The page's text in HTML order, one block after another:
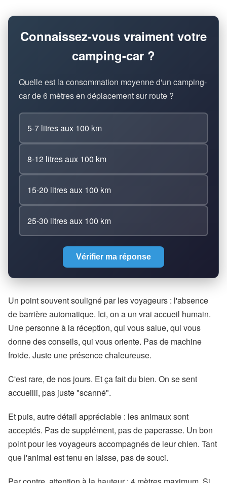
Connaissez-vous vraiment votre
camping-car ?
Quelle est la consommation moyenne d'un camping-
car de 6 mètres en déplacement sur route ?
5-7 litres aux 100 km
8-12 litres aux 100 km
15-20 litres aux 100 km
25-30 litres aux 100 km
Vérifier ma réponse
Un point souvent souligné par les voyageurs : l'absence
de barrière automatique. Ici, on a un vrai accueil humain.
Une personne à la réception, qui vous salue, qui vous
donne des conseils, qui vous oriente. Pas de machine
froide. Juste une présence chaleureuse.
C'est rare, de nos jours. Et ça fait du bien. On se sent
accueilli, pas juste "scanné".
Et puis, autre détail appréciable : les animaux sont
acceptés. Pas de supplément, pas de paperasse. Un bon
point pour les voyageurs accompagnés de leur chien. Tant
que l'animal est tenu en laisse, pas de souci.